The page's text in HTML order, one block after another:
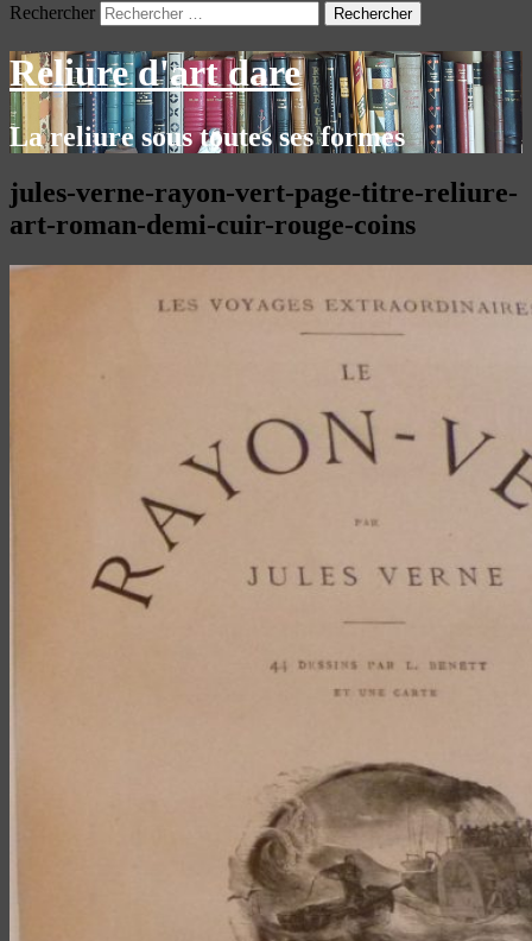
Rechercher
Reliure d'art dare
La reliure sous toutes ses formes
jules-verne-rayon-vert-page-titre-reliure-
art-roman-demi-cuir-rouge-coins